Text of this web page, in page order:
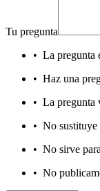
Tu pregunta
• La pregunta
• Haz una
• La pregunta
• No sustituye
• No sirve
• No